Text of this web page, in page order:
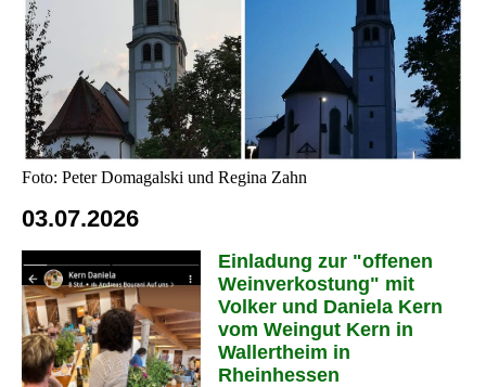
Foto: Peter Domagalski und Regina Zahn
03.07.2026
Einladung zur "offenen
Weinverkostung" mit
Volker und Daniela Kern
vom Weingut Kern in
Wallertheim in
Rheinhessen